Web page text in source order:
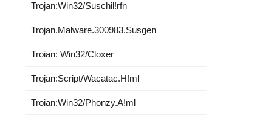
Trojan:Win32/Suschil!rfn
Trojan.Malware.300983.Susgen
Troian: Win32/Cloxer
Trojan:Script/Wacatac.H!ml
Troian:Win32/Phonzy.A!ml